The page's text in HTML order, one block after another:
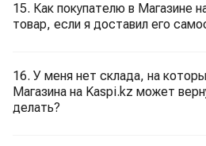
15. Как покупателю в Магазине
товар, если я доставил его
16. У меня нет склада, на
Магазина на Kaspi.kz может
делать?